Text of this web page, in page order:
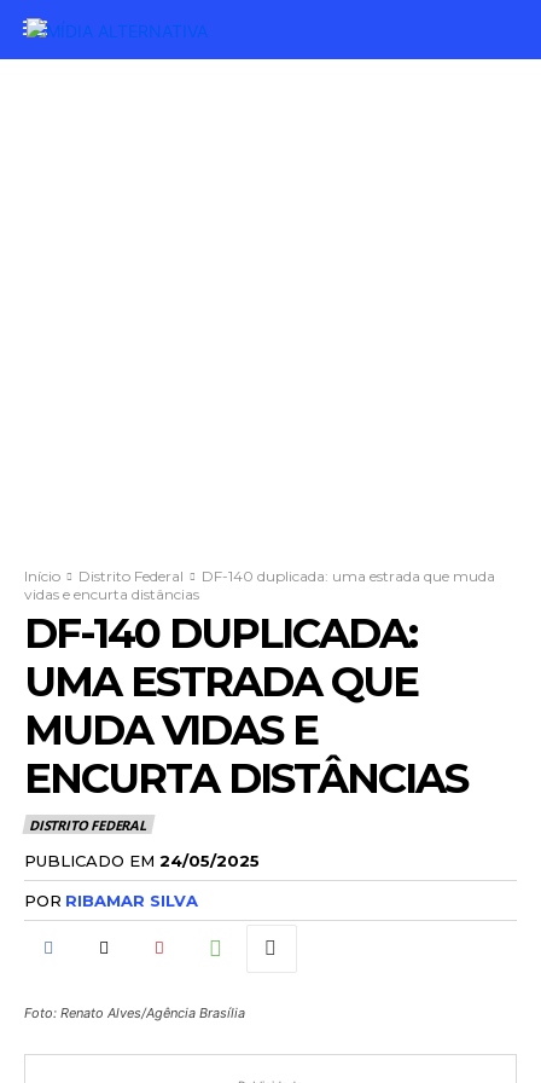
Início Distrito Federal
DF-140 duplicada: uma estrada que muda
vidas e encurta distâncias
DF-140 DUPLICADA:
UMA ESTRADA QUE
MUDA VIDAS E
ENCURTA DISTÂNCIAS
DISTRITO FEDERAL
PUBLICADO EM 24/05/2025
POR RIBAMAR SILVA
Foto: Renato Alves/Agência Brasília